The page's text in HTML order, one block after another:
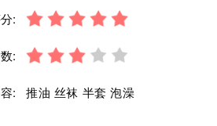
:
:
: 推油 丝袜 半套 泡澡